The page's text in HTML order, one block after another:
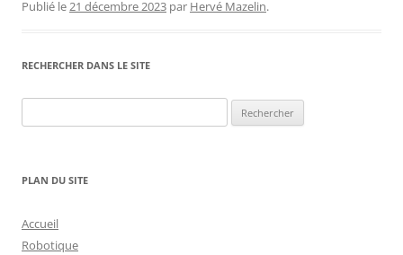
Publié le21 décembre 2023 par Hervé Mazelin.
RECHERCHER DANS LE SITE
PLAN DU SITE
Accueil
Robotique